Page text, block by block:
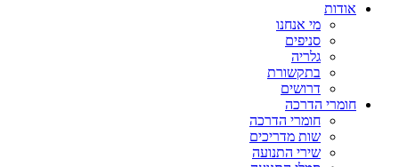
אודות
מי אנחנו
סניפים
גלריה
בתקשורת
דרושים
חומרי הדרכה
חומרי הדרכה
שות מדריכים
שירי התנועה